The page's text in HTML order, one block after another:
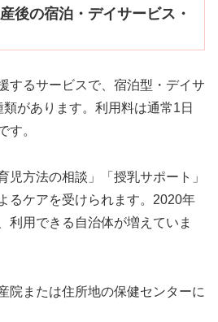
後の宿泊・デイサービス・
するサービスで、宿泊型・デイサ
があります。利用料は通常1日
す。
児方法の相談」「授乳サポート」
るケアを受けられます。2020年
利用できる自治体が増えていま
院または住所地の保健センターに